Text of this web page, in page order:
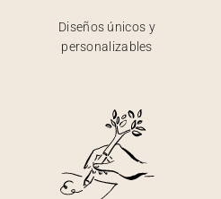
Diseños únicos y
personalizables